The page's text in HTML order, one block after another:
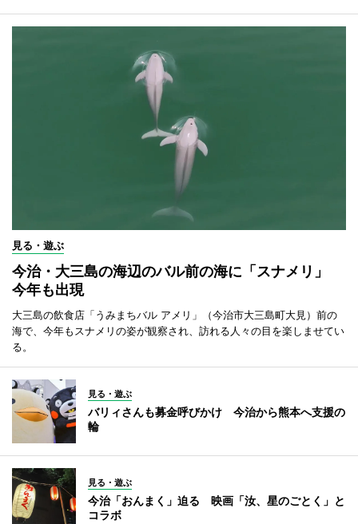
見る・遊ぶ
今治・大三島の海辺のバル前の海に「スナメリ」
今年も出現
大三島の飲食店「うみまちバル アメリ」（今治市大三島町大見）前の
海で、今年もスナメリの姿が観察され、訪れる人々の目を楽しませてい
る。
見る・遊ぶ
バリィさんも募金呼びかけ 今治から熊本へ支援の
輪
見る・遊ぶ
今治「おんまく」迫る 映画「汝、星のごとく」と
コラボ